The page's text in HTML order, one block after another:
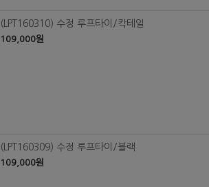
(LPT160310) 수정 루프타이/칵테일
109,000원
(LPT160309) 수정 루프타이/블랙
109,000원